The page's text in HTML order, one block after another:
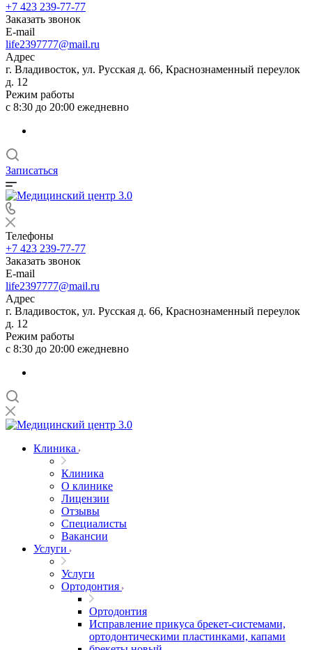
+7 423 239-77-77
Заказать звонок
E-mail
life2397777@mail.ru
Адрес
г. Владивосток, ул. Русская д. 66, Краснознаменный переулок
д. 12
Режим работы
с 8:30 до 20:00 ежедневно
Записаться
Телефоны
+7 423 239-77-77
Заказать звонок
E-mail
life2397777@mail.ru
Адрес
г. Владивосток, ул. Русская д. 66, Краснознаменный переулок
д. 12
Режим работы
с 8:30 до 20:00 ежедневно
Клиника
Клиника
О клинике
Лицензии
Отзывы
Специалисты
Вакансии
Услуги
Услуги
Ортодонтия
Ортодонтия
Исправление прикуса брекет-системами,
ортодонтическими пластинками, капами